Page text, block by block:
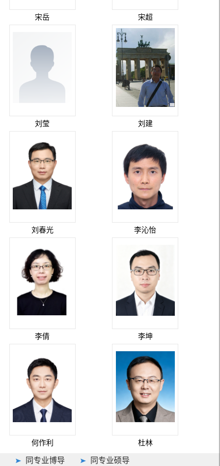
宋岳 宋超
刘莹 刘建
刘春光 李沁怡
李倩 李坤
何作利 杜林
同专业博导 同专业硕导